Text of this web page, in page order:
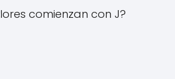
comienzan con J?